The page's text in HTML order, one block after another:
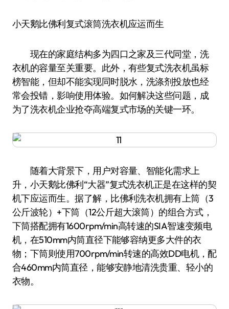
小天鹅比佛利复式滚筒洗衣机应运而生
现在的家庭结构多为四口之家及三代同堂，洗
衣机的容量至关重要。此外，有些复式洗衣机虽标
榜智能，但却不能实现同时脱水，洗涤剂投放也经
常会投错，影响使用体验。如何解决这些问题，成
为了洗衣机企业抢夺高端复式市场的关键一环。
随着大背景下，用户对容量、智能化需求上
升，小天鹅比佛利“大器”复式洗衣机正是在这样的契
机下应运而生。据了解，比佛利洗衣机拥有上筒（3
公斤波轮）+下筒（12公斤超大滚筒）的组合方式，
下筒搭配拥有1600rpm/min高转速的SIA智速变频电
机，在510mm内筒直径下能够容纳更多大件的衣
物；下筒则使用700rpm/min转速的高效DD电机，配
合460mm内筒直径，能够安静地清洗贵重、轻小的
衣物。